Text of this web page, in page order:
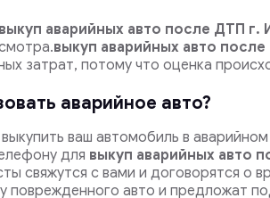
выкуп аварийных авто после ДТП г.
выкуп аварийных авто
затрат, потому что оценка
аварийное авто?
ваш автомобиль в
для выкуп аварийных авто
свяжутся с вами и договорятся о
поврежденного авто и предложат